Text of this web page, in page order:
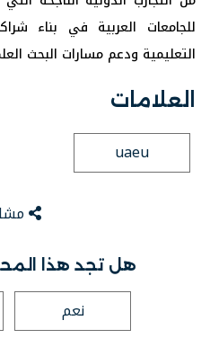
للجامعات العربية في بناء
التعليمية ودعم مسارات البحث
العلامات
uaeu
هل تجد هذا
نعم